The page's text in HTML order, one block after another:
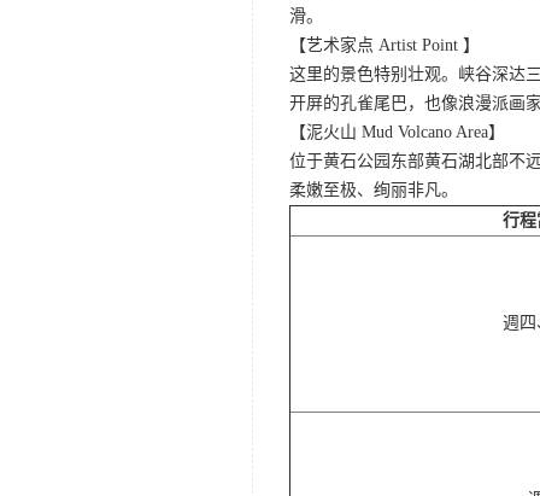
滑。
【艺术家点 Artist Point 】
这里的景色特别壮观。峡谷深达
开屏的孔雀尾巴，也像浪漫派画
【泥火山 Mud Volcano Area】
位于黄石公园东部黄石湖北部不
柔嫩至极、绚丽非凡。
行程
週四